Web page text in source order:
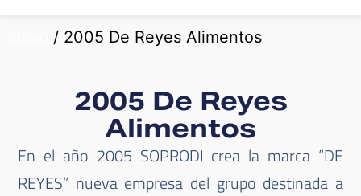
/ 2005 De Reyes Alimentos
2005 De Reyes
Alimentos
En el año 2005 SOPRODI crea la marca “DE
REYES” nueva empresa del grupo destinada a